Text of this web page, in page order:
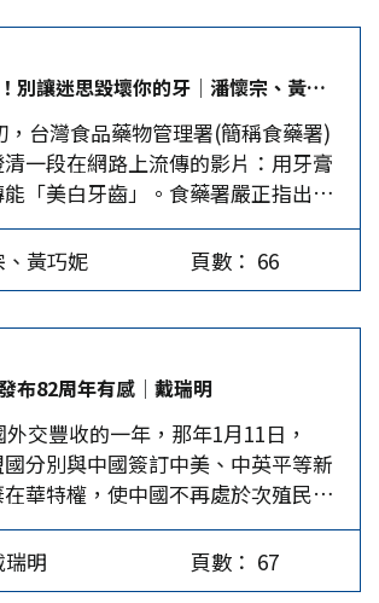
；氣候因子；不當農業操作的措施
品的不當使用）；及工業的副產
是人、動植物，甚至是微生物。
重要歷史…
平均每天遭到超過百萬次的惡意攻
理早已全面失靈，如今接二連三的
出不窮，不僅挑戰政府信任機制，
安全戰略2025」提前出局。暗網洩
平台疏漏，駭客會從不同管道竊取
個暗網取得機密個資，進行交叉比
身分盜用或精準詐騙。 如今民進
裝成政治口號，無視駭客、釣魚網
陷，台灣資安防線根本千瘡百孔，戳
宣揚的「打詐神話」。 打詐隊預算
進黨上任高喊「全民打詐」，率
詐辦公室」，甚至祭出「打詐新四
門會議，看似眾志成城且氣勢磅
是乏善可陳。根據立法院議事暨公
，去年詐騙案件數超過12萬件，顯示
窮，政府號稱投入資源打擊犯罪並
牙膏刷茶葉蛋！別讓迷思毀壞你的牙│潘懷宗、黃巧妮
，台灣食品藥物管理署(簡稱食藥署)
一段在網路上流傳的影片：用牙膏
「美白牙齒」。食藥署嚴正指出，
牙膏內的研磨劑，磨掉蛋殼表面的
能讓牙齒變白，蛋殼與牙齒的結構
不能以為同樣的方法就能使牙齒
是什麼樣的影片，逼得食藥署官方
不會是某牙膏業者暗中操作，用「茶
來推銷產品？筆者帶著疑問花了一
於在YouTube上找到一支疑似片。
楊教授」的女孩，未說明任教單
是6年前，點閱率約11000次，看
廣告。畫面中她拿出一條「潔白牙
牌），開始用牙膏刷茶葉蛋。過沒
黃巧妮 頁數： 66
布82周年有感│戴瑞明
交豐收的一年，那年1月11日，
分別與中國簽訂中美、中英平等新
華特權，使中國不再處於次殖民地
月22日至26日，美國總統羅斯
邱吉爾和中國軍事委員會委員長蔣介
舉行會議；12月1日，中、美、英
明 頁數： 67